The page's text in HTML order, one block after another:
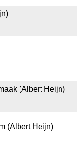
(Albert Heijn)
(Albert Heijn)